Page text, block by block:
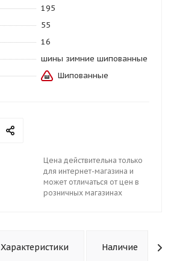
195
55
16
шины зимние шипованные
Шипованные
Цена действительна только
для интернет-магазина и
может отличаться от цен в
розничных магазинах
Характеристики Наличие